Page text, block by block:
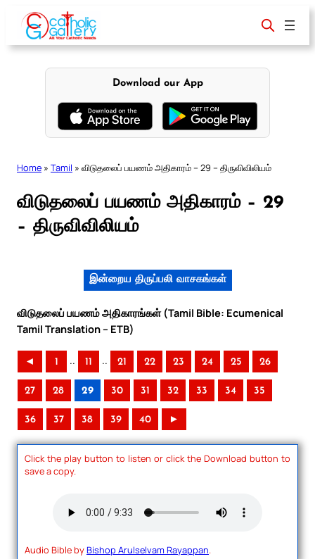
content
Download our App
Home » Tamil » விடுதலைப் பயணம் அதிகாரம் – 29 – திருவிவிலியம்
விடுதலைப் பயணம் அதிகாரம் – 29
– திருவிவிலியம்
இன்றைய திருப்பலி வாசகங்கள்
விடுதலைப் பயணம் அதிகாரங்கள் (Tamil Bible: Ecumenical
Tamil Translation – ETB)
◄ 1 .. 11 .. 21 22 23 24 25 26
27 28 29 30 31 32 33 34 35
36 37 38 39 40 ►
Click the play button to listen or click the Download button to
save a copy.
Audio Bible byBishop Arulselvam Rayappan.